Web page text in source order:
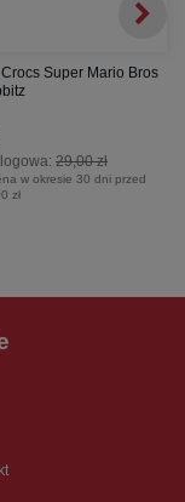
Super Mario Bros
29,00 zł
w okresie 30 dni przed
zł